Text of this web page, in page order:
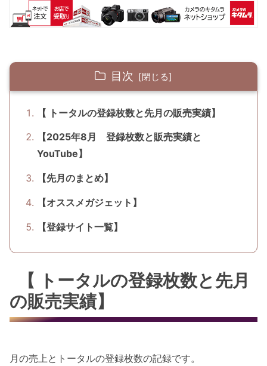
目次
【 トータルの登録枚数と先月の販売実績】
【2025年8月 登録枚数と販売実績と
YouTube】
【先月のまとめ】
【オススメガジェット】
【登録サイト一覧】
【 トータルの登録枚数と先月
の販売実績】
月の売上とトータルの登録枚数の記録です。